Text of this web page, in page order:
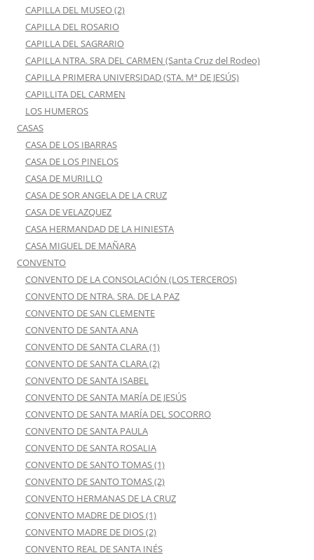
CAPILLA DEL MUSEO (2)
CAPILLA DEL ROSARIO
CAPILLA DEL SAGRARIO
CAPILLA NTRA. SRA DEL CARMEN (Santa Cruz del Rodeo)
CAPILLA PRIMERA UNIVERSIDAD (STA. Mª DE JESÚS)
CAPILLITA DEL CARMEN
LOS HUMEROS
CASAS
CASA DE LOS IBARRAS
CASA DE LOS PINELOS
CASA DE MURILLO
CASA DE SOR ANGELA DE LA CRUZ
CASA DE VELAZQUEZ
CASA HERMANDAD DE LA HINIESTA
CASA MIGUEL DE MAÑARA
CONVENTO
CONVENTO DE LA CONSOLACIÓN (LOS TERCEROS)
CONVENTO DE NTRA. SRA. DE LA PAZ
CONVENTO DE SAN CLEMENTE
CONVENTO DE SANTA ANA
CONVENTO DE SANTA CLARA (1)
CONVENTO DE SANTA CLARA (2)
CONVENTO DE SANTA ISABEL
CONVENTO DE SANTA MARÍA DE JESÚS
CONVENTO DE SANTA MARÍA DEL SOCORRO
CONVENTO DE SANTA PAULA
CONVENTO DE SANTA ROSALIA
CONVENTO DE SANTO TOMAS (1)
CONVENTO DE SANTO TOMAS (2)
CONVENTO HERMANAS DE LA CRUZ
CONVENTO MADRE DE DIOS (1)
CONVENTO MADRE DE DIOS (2)
CONVENTO REAL DE SANTA INÉS